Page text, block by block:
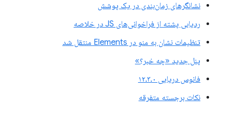
نشانگرهای زمان‌بندی در یک پوشش
ردیابی پشته از فراخوانی‌های JS در خلاصه
تنظیمات نشان به منو در Elements منتقل شد
پنل جدید «چه خبر؟»
فانوس دریایی ۱۲.۳.۰
نکات برجسته متفرقه